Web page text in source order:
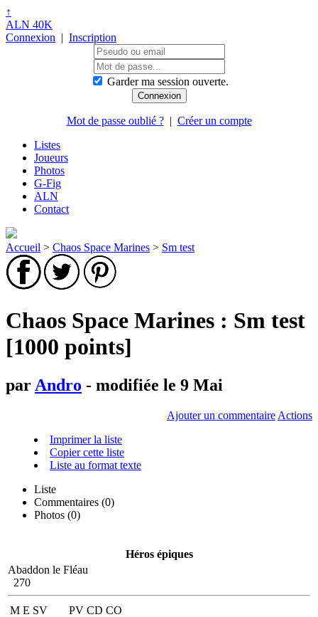
↑
ALN 40K
Connexion | Inscription
Garder ma session ouverte.
Mot de passe oublié ?| Créer un compte
Listes
Joueurs
Photos
G-Fig
ALN
Contact
Accueil > Chaos Space Marines > Sm test
Chaos Space Marines : Sm test
[1000 points]
par Andro - modifiée le 9 Mai
Ajouter un commentaire Actions
Imprimer la liste
Copier cette liste
Liste au format texte
Liste
Commentaires (0)
Photos (0)
Héros épiques
Abaddon le Fléau
270
M E SV PV CD CO